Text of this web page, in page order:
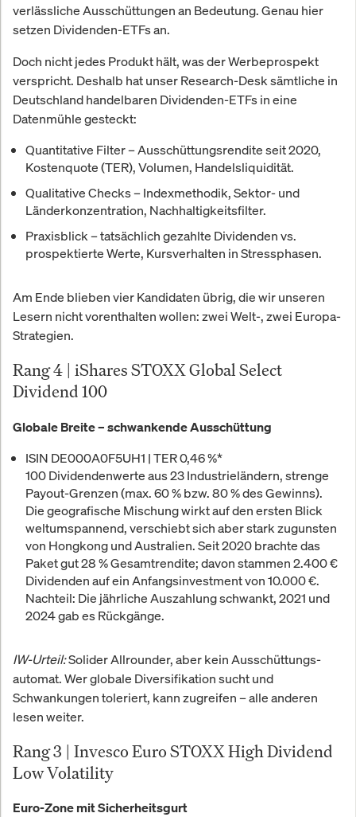
verlässliche Ausschüttungen an Bedeutung. Genau hier
setzen Dividenden-ETFs an.
Doch nicht jedes Produkt hält, was der Werbeprospekt
verspricht. Deshalb hat unser Research-Desk sämtliche in
Deutschland handelbaren Dividenden-ETFs in eine
Datenmühle gesteckt:
Quantitative Filter– Ausschüttungsrendite seit 2020,
Kostenquote (TER), Volumen, Handelsliquidität.
Qualitative Checks– Indexmethodik, Sektor- und
Länderkonzentration, Nachhaltigkeitsfilter.
Praxisblick– tatsächlich gezahlte Dividenden vs.
prospektierte Werte, Kursverhalten in Stressphasen.
Am Ende blieben vier Kandidaten übrig, die wir unseren
Lesern nicht vorenthalten wollen: zwei Welt-, zwei Europa-
Strategien.
Rang 4 | iShares STOXX Global Select
Dividend 100
Globale Breite – schwankende Ausschüttung
ISIN DE000A0F5UH1 |TER0,46 %*
100 Dividendenwerte aus 23 Industrieländern, strenge
Payout-Grenzen (max. 60 % bzw. 80 % des Gewinns).
Die geografische Mischung wirkt auf den ersten Blick
weltumspannend, verschiebt sich aber stark zugunsten
von Hongkong und Australien. Seit 2020 brachte das
Paket gut28 % Gesamt­rendite; davon stammen2.400 €
Dividendenauf ein Anfangs­investment von 10.000 €.
Nachteil: Die jährliche Auszahlung schwankt, 2021 und
2024 gab es Rückgänge.
IW-Urteil:Solider Allrounder, aber kein Ausschüttungs­
automat. Wer globale Diversifikation sucht und
Schwankungen toleriert, kann zugreifen – alle anderen
lesen weiter.
Rang 3 | Invesco Euro STOXX High Dividend
Low Volatility
Euro-Zone mit Sicherheits­gurt